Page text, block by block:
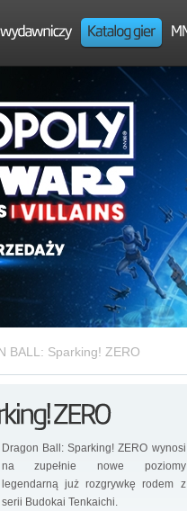
BALL: Sparking! ZERO
Dragon Ball: Sparking! ZERO wynosi
na zupełnie nowe poziomy
legendarną już rozgrywkę rodem z
serii Budokai Tenkaichi.